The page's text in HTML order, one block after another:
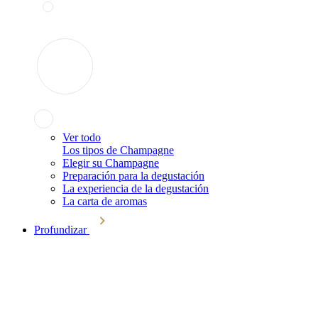
Ver todo
Los tipos de Champagne
Elegir su Champagne
Preparación para la degustación
La experiencia de la degustación
La carta de aromas
Profundizar